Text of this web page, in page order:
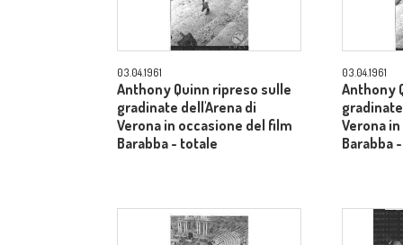
03.04.1961
Anthony Quinn ripreso sulle
gradinate dell'Arena di
Verona in occasione del film
Barabba - totale
03.04.1961
Anthony
Verona
Barabba